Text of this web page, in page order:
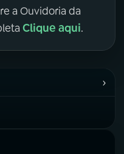
a Ouvidoria da
Clique aqui.
›